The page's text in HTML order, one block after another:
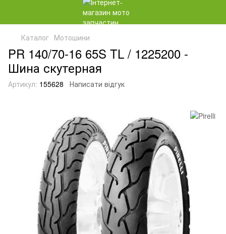
Каталог Мотошини
PR 140/70-16 65S TL / 1225200 -
Шина скутерная
Артикул: 155628 Написати відгук